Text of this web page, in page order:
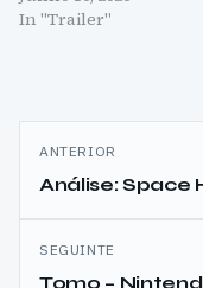
In "Trailer"
Navegação
de
artigos
ANTERIOR
Análise: Space
SEGUINTE
Tomo –